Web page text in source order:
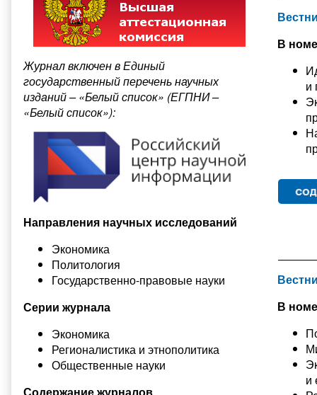
В
и
В
и
Журнал включен в Единый
государственный перечень научных
изданий – «Белый список» (ЕГПНИ –
«Белый список»):
Направления научных исследований
Экономика
Политология
Государственно-правовые науки
Серии журнала
Экономика
Регионалистика и этнополитика
Общественные науки